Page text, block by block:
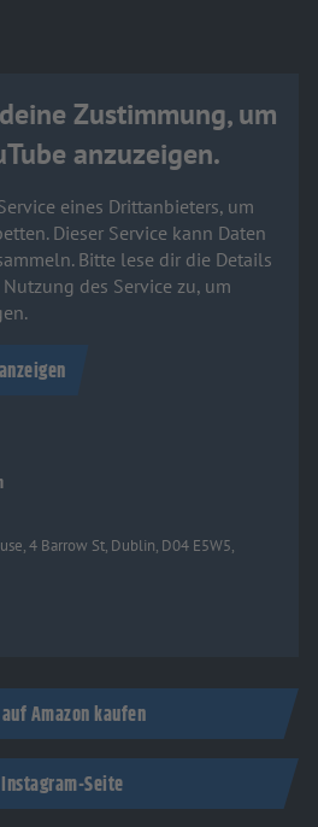
Zustimmung, um
anzuzeigen.
eines Drittanbieters, um
Dieser Service kann Daten
Bitte lese dir die Details
des Service zu, um
4 Barrow St, Dublin, D04 E5W5,
Amazon kaufen
Seite